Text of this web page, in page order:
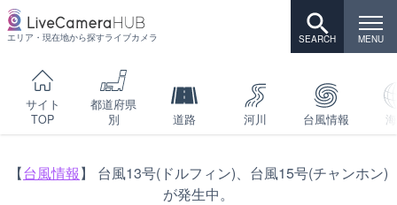
エリア・現在地から探すライブカメラ
サイト
TOP
都道府県
別
道路 河川 台風情報
【台風情報】 台風13号(ドルフィン)、台風15号(チャンホン)
が発生中。